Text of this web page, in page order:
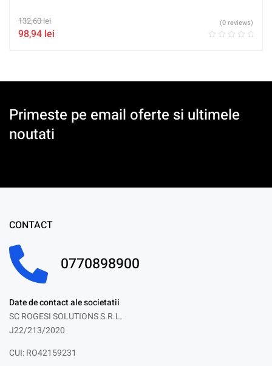
132,60lei
98,94 lei
(0 reviews)
Primeste pe email oferte si ultimele
noutati
CONTACT
0770898900
Date de contact ale societatii
SC ROGESI SOLUTIONS S.R.L.
J22/213/2020
CUI: RO42159231